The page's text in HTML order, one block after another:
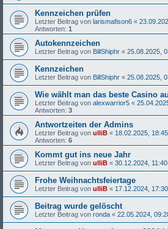
Kennzeichen prüfen
Letzter Beitrag von larismafison6 «
Antworten: 1
Autokennzeichen
Letzter Beitrag von BillShiphr « 25.08.2025,
Kennzeichen
Letzter Beitrag von BillShiphr « 25.08.2025,
Wie wählt man das beste Casino
Letzter Beitrag von alexwarrior5 «
Antworten: 3
Antwortzeiten der Admins
Letzter Beitrag von ulliB « 18.02.2025, 18:45
Antworten: 6
Kommt gut ins neue Jahr
Letzter Beitrag von ulliB « 30.12.2024, 11:40
Frohe Weihnachtsfeiertage
Letzter Beitrag von ulliB « 17.12.2024, 17:30
Beitrag wurde gelöscht
Letzter Beitrag von ronda « 22.05.2024,